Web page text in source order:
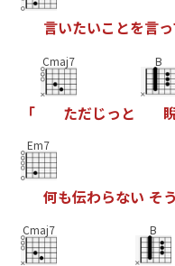
言いたいこ とを言っ
「
Cmaj7
ただじっ と
B
Em7
何も伝わらない そう
Cmaj7 B